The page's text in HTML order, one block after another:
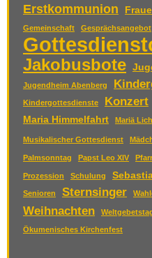
Erstkommunion
Gemeinschaft Gesprächsangebot
Jakobusbote
Jugendheim Abenberg
Kindergottesdienste Konzert
Maria Himmelfahrt Mariä
Musikalischer Gottesdienst
Palmsonntag Papst Leo XIV
Prozession Schulung
Senioren Sternsinger
Weihnachten
Ökumenisches Kirchenfest